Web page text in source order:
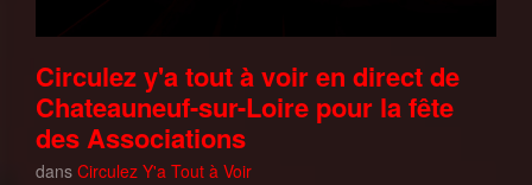
Circulez y'a tout à voir en direct de
Chateauneuf-sur-Loire pour la fête
des Associations
dans Circulez Y'a Tout à Voir